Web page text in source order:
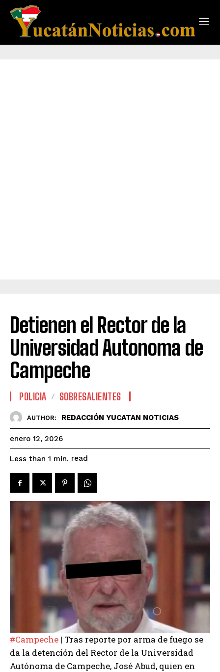
Detienen el Rector de la
Universidad Autonoma de
Campeche
POLICIA SOBRESALIENTES
AUTHOR: REDACCIÓN YUCATAN NOTICIAS
enero 12, 2026
Less than 1 min. read
#Campeche | Tras reporte por arma de fuego se
da la detención del Rector de la Universidad
Autónoma de Campeche, José Abud, quien en